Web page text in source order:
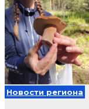
Новости региона